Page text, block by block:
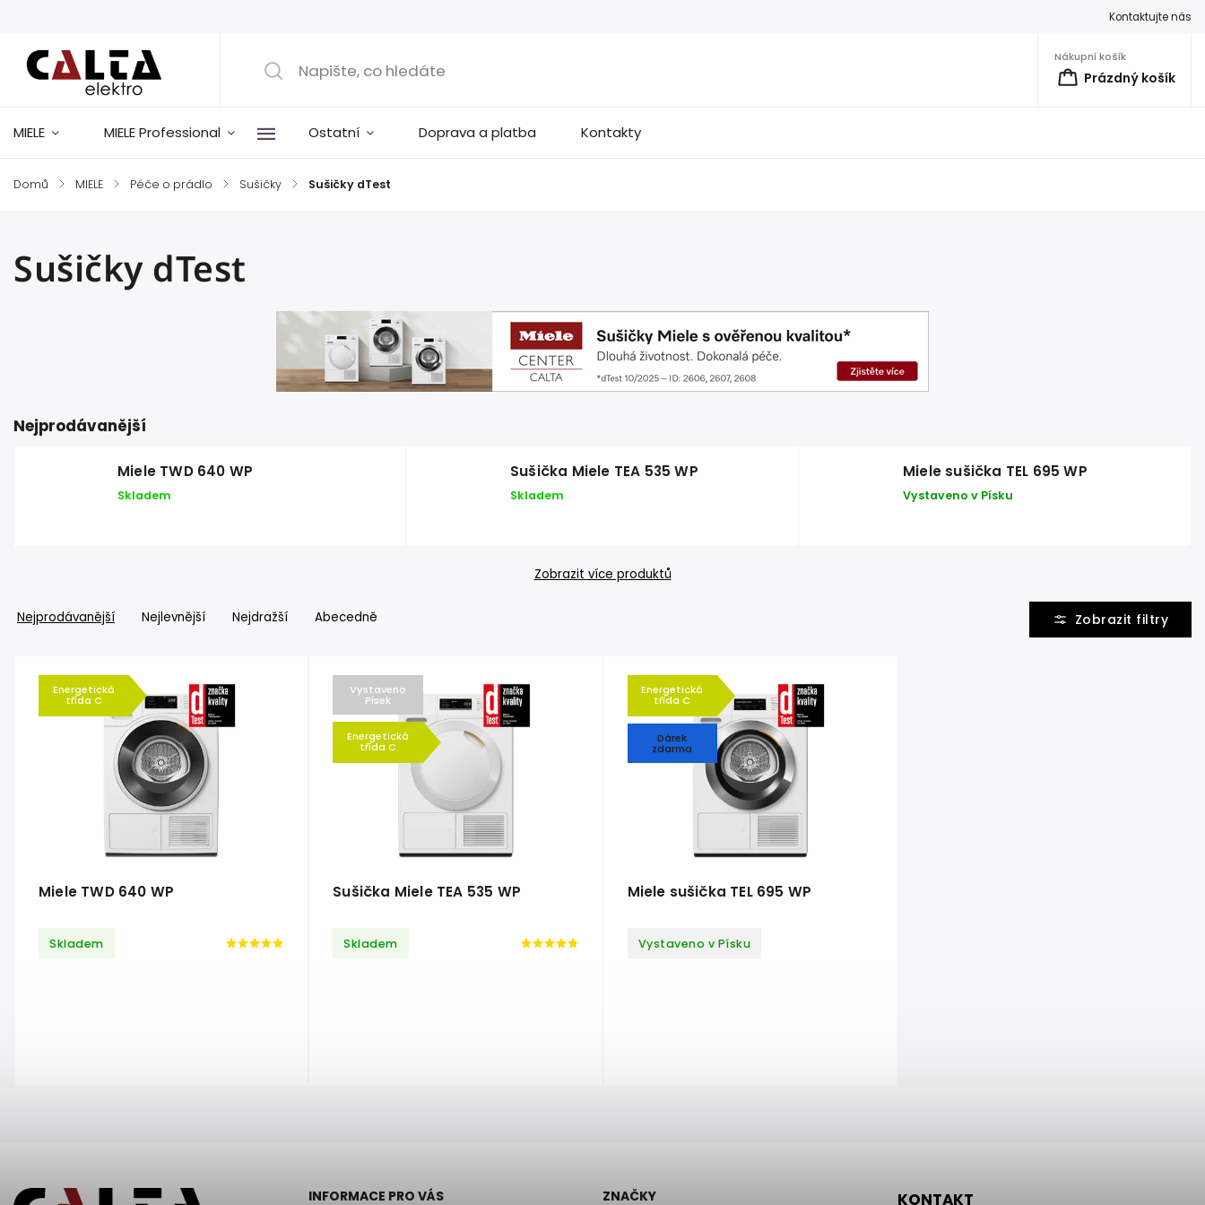
Kontaktujte nás
Nákupní košík
Prázdný košík
MIELE MIELE Professional Ostatní Doprava a platba Kontakty
Domů / MIELE / Péče o prádlo / Sušičky / Sušičky dTest
Sušičky dTest
Nejprodávanější
Miele TWD 640 WP
Skladem
Sušička Miele TEA 535 WP
Skladem
Miele sušička TEL 695 WP
Vystaveno v Písku
Zobrazit více produktů
Nejprodávanější Nejlevnější Nejdražší Abecedně
Energetická
třída C
Miele TWD 640 WP
Skladem
Vystaveno
Písek
Energetická
třída C
Sušička Miele TEA 535 WP
Skladem
Energetická
třída C
Dárek
zdarma
Miele sušička TEL 695 WP
Vystaveno v Písku
INFORMACE PRO VÁS
ZNAČKY
KONTAKT